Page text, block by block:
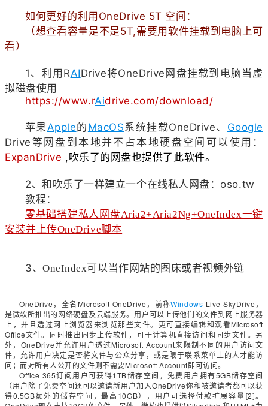
如何更好的利用OneDrive 5T 空间：
（想查看容量是不是5T,需要用软件挂载到电脑上可
看）
1、利用RAIDrive将OneDrive网盘挂载到电脑当虚
拟磁盘使用
https://www.rAidrive.com/download/
苹果Apple的 MacOS系统挂载OneDrive、 Google
Drive等网盘到本地并不占本地硬盘空间可以使用：
ExpanDrive ,吹乐了的网盘也提供了此软件。
2、和吹乐了一样建立一个在线私人网盘：oso.tw
教程：
零基础搭建私人网盘Aria2+Aria2Ng+OneIndex一键
安装并上传OneDrive脚本
3、OneIndex可以当作网站的图床或者视频外链
OneDrive ，全名 Microsoft OneDrive ，前称Windows Live SkyDrive ，
是微软所推出的网络硬盘及云端服务。用户可以上传他们的文件到网上服务器
上，并且透过网上浏览器来浏览那些文件。更可直接编辑和观看Microsoft
Office文件。同时推出同步上传软件，可于计算机直接访问和同步文件。另
外， OneDrive并允许用户透过Microsoft Account来限制不同的用户访问文
件，允许用户决定是否将文件与公众分享，或是限于联系菜单上的人才能访
问；而对所有人公开的文件则不需要Microsoft Account即可访问。
Office 365订阅用户可获得1TB储存空间，免费用户拥有5GB储存空间
（用户除了免费空间还可以邀请新用户加入OneDrive你和被邀请者都可以获
得0.5GB额外的储存空间，最高 10GB），用户可选择付款扩展容量[2]。